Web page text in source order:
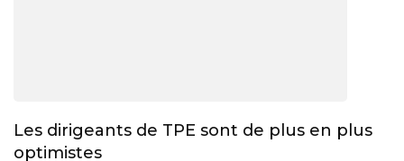
Les dirigeants de TPE sont de plus en plus
optimistes